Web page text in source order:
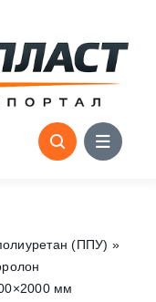
(ППУ) »
мм